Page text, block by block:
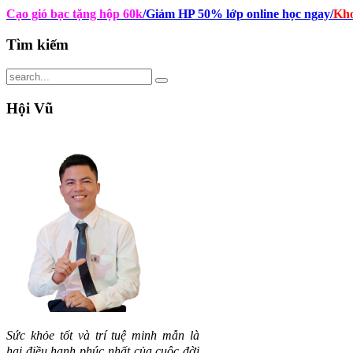
Cạo gió bạc tặng hộp 60k/Giảm HP 50% lớp online học ngay/
Tìm kiếm
Hội Vũ
Sức khỏe tốt và trí tuệ minh mẫn là